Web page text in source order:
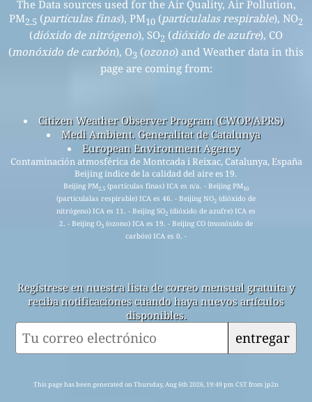
The Data sources used for the Air Quality, Air Pollution,
PM2.5 (partículas finas), PM10 (particulalas respirable), NO2
(dióxido de nitrógeno), SO2 (dióxido de azufre), CO
(monóxido de carbón), O3 (ozono) and Weather data in this
page are coming from:
Citizen Weather Observer Program (CWOP/APRS)
Medi Ambient. Generalitat de Catalunya
European Environment Agency
Contaminación atmosférica de Montcada i Reixac, Catalunya, España
Beijing índice de la calidad del aire es 19.
Beijing PM2.5(partículas finas) ICA es n/a. - Beijing PM10
(particulalas respirable) ICA es 46. - Beijing NO2(dióxido de
nitrógeno) ICA es 11. - Beijing SO2(dióxido de azufre) ICA es
2. - Beijing O3(ozono) ICA es 19. - Beijing CO (monóxido de
carbón) ICA es 0. -
Regístrese en nuestra lista de correo mensual gratuita y
reciba notificaciones cuando haya nuevos artículos
disponibles.
entregar
This page has been generated on Thursday, Aug 6th 2026, 19:49 pm CST from jp2n